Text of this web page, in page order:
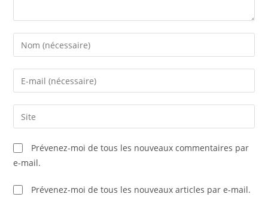
Prévenez-moi de tous les nouveaux commentaires par
e-mail.
Prévenez-moi de tous les nouveaux articles par e-mail.